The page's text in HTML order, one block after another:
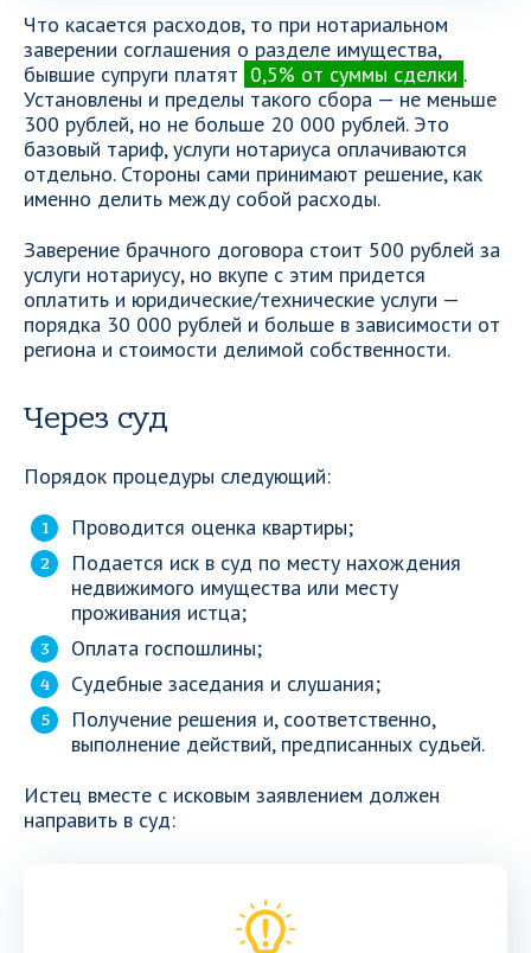
Что касается расходов, то при нотариальном
заверении соглашения о разделе имущества,
бывшие супруги платят 0,5% от суммы сделки .
Установлены и пределы такого сбора — не меньше
300 рублей, но не больше 20 000 рублей. Это
базовый тариф, услуги нотариуса оплачиваются
отдельно. Стороны сами принимают решение, как
именно делить между собой расходы.
Заверение брачного договора стоит 500 рублей за
услуги нотариусу, но вкупе с этим придется
оплатить и юридические/технические услуги —
порядка 30 000 рублей и больше в зависимости от
региона и стоимости делимой собственности.
Через суд
Порядок процедуры следующий:
Проводится оценка квартиры;
Подается иск в суд по месту нахождения
недвижимого имущества или месту
проживания истца;
Оплата госпошлины;
Судебные заседания и слушания;
Получение решения и, соответственно,
выполнение действий, предписанных судьей.
Истец вместе с исковым заявлением должен
направить в суд: